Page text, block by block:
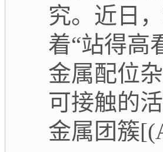
究。近日
着“站得高
金属配位
可接触的
金属团簇